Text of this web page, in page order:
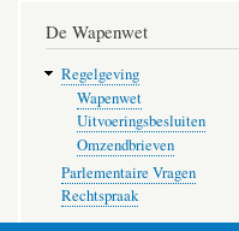
De Wapenwet
Regelgeving
Wapenwet
Uitvoeringsbesluiten
Omzendbrieven
Parlementaire Vragen
Rechtspraak